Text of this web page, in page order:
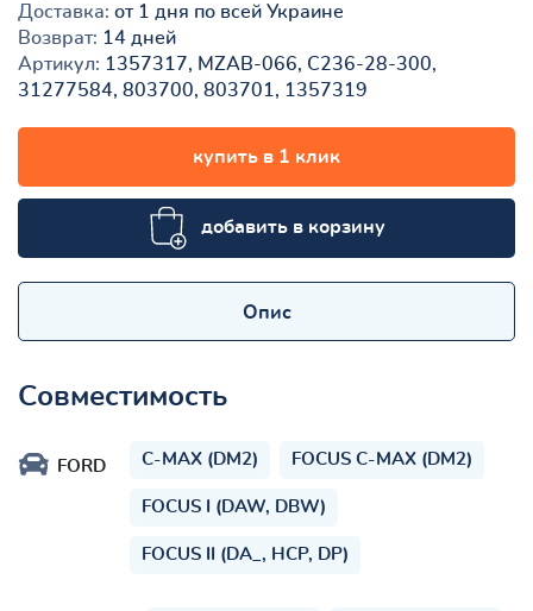
Доставка: от 1 дня по всей Украине
Возврат: 14 дней
Артикул: 1357317, MZAB-066, C236-28-300,
31277584, 803700, 803701, 1357319
купить в 1 клик
добавить в корзину
Опис
Совместимость
FORD C-MAX (DM2) FOCUS C-MAX (DM2)
FOCUS I (DAW, DBW)
FOCUS II (DA_, HCP, DP)